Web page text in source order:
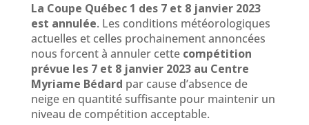
La Coupe Québec 1 des 7 et 8 janvier 2023
est annulée. Les conditions météorologiques
actuelles et celles prochainement annoncées
nous forcent à annuler cette compétition
prévue les 7 et 8 janvier 2023 au Centre
Myriame Bédard par cause d’absence de
neige en quantité suffisante pour maintenir un
niveau de compétition acceptable.